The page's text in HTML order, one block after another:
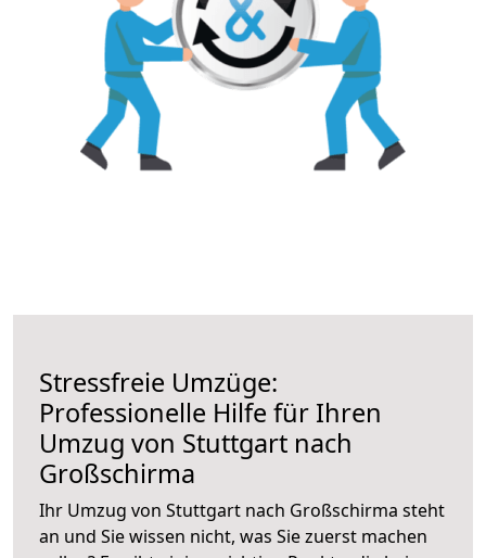
Stressfreie Umzüge:
Professionelle Hilfe für Ihren
Umzug von Stuttgart nach
Großschirma
Ihr Umzug von Stuttgart nach Großschirma steht
an und Sie wissen nicht, was Sie zuerst machen